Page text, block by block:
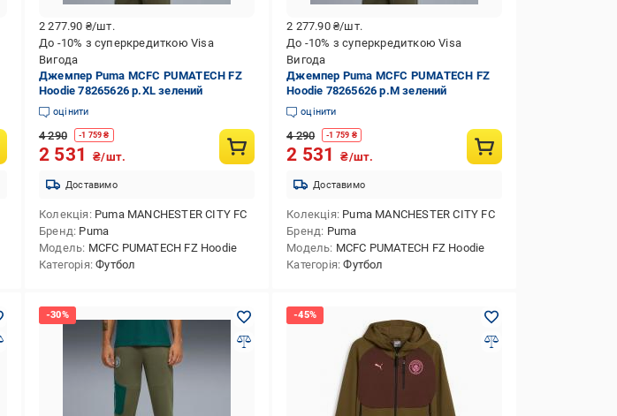
2 277.90 ₴/шт.
До -10% з суперкредиткою Visa
Вигода
Джемпер Puma MCFC PUMATECH FZ
Hoodie 78265626 р.XL зелений
оцінити
4 290 -1 759 ₴
2 531 ₴/шт.
Доставимо
Колекція Puma MANCHESTER CITY FC
Бренд Puma
Модель MCFC PUMATECH FZ Hoodie
Категорія Футбол
2 277.90 ₴/шт.
До -10% з суперкредиткою Visa
Вигода
Джемпер Puma MCFC PUMATECH FZ
Hoodie 78265626 р.M зелений
оцінити
4 290 -1 759 ₴
2 531 ₴/шт.
Доставимо
Колекція Puma MANCHESTER CITY FC
Бренд Puma
Модель MCFC PUMATECH FZ Hoodie
Категорія Футбол